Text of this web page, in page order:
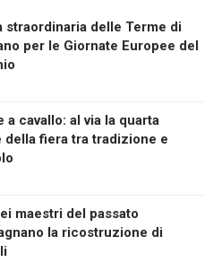
straordinaria delle Terme di
per le Giornate Europee del
a cavallo: al via la quarta
della fiera tra tradizione e
maestri del passato
la ricostruzione di